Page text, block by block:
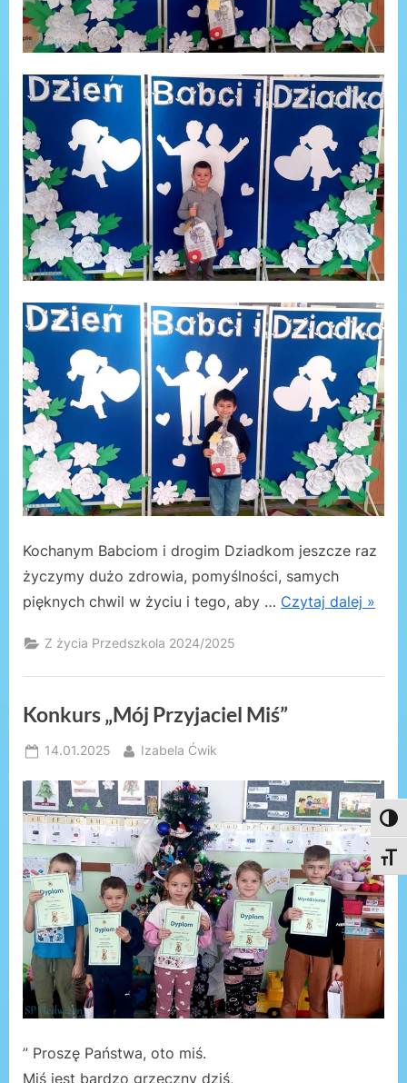
Kochanym Babciom i drogim Dziadkom jeszcze raz
życzymy dużo zdrowia, pomyślności, samych
pięknych chwil w życiu i tego, aby … Czytaj dalej »
Z życia Przedszkola 2024/2025
Konkurs „Mój Przyjaciel Miś”
Posted
14.01.2025 By
Izabela Ćwik
” Proszę Państwa, oto miś.
Miś jest bardzo grzeczny dziś,